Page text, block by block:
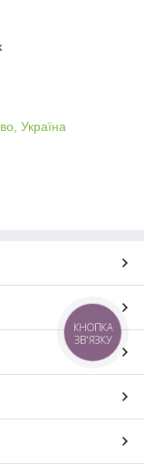
Україна
КНОПКА
ЗВ'ЯЗКУ